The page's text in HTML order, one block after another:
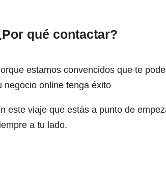
qué contactar?
estamos convencidos que te
negocio online tenga éxito
este viaje que estás a punto de
a tu lado.